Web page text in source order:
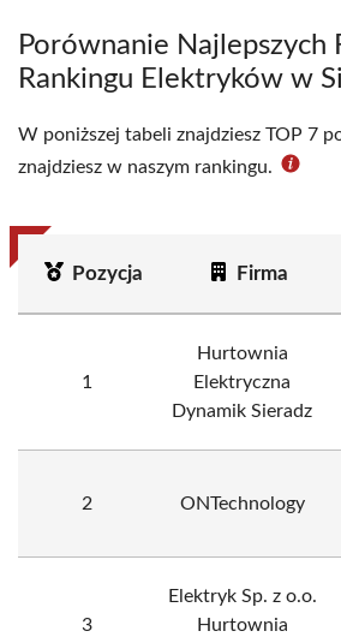
Porównanie Najlepszych
Rankingu Elektryków w
W poniższej tabeli znajdziesz TOP 7
znajdziesz w naszym rankingu.
Pozycja Firma
1
Hurtownia
Elektryczna
Dynamik Sieradz
2 ONTechnology
3
Elektryk Sp. z o.o.
Hurtownia